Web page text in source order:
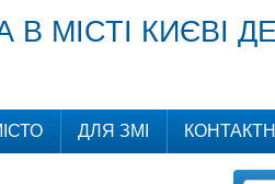
МІСТІ КИЄВІ
ДЛЯ ЗМІ